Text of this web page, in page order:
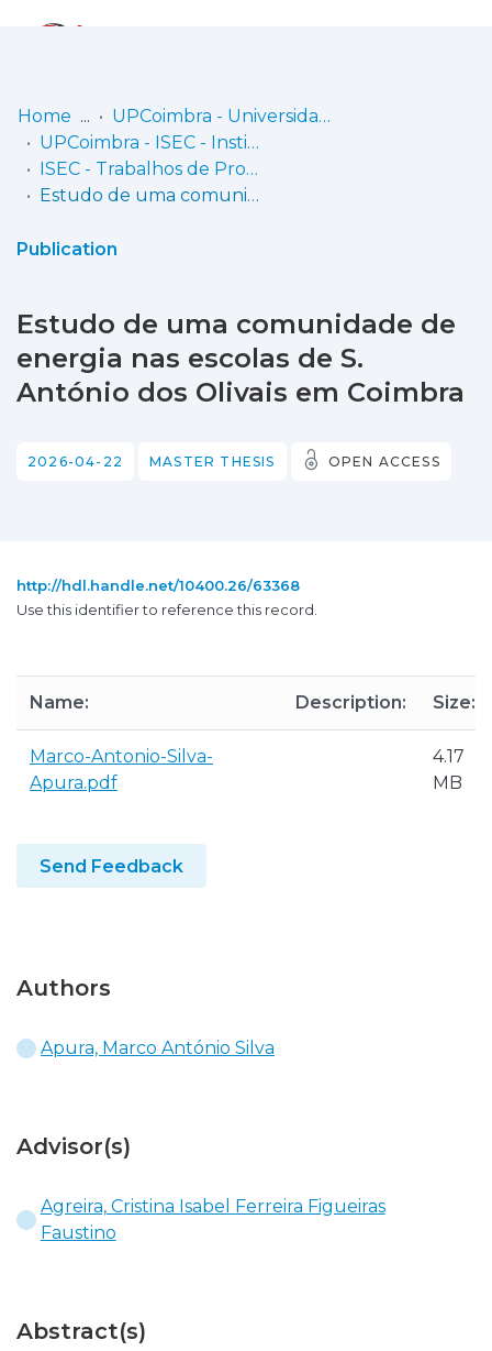
Communities
& Collections
Statistics
Home
UPCoimbra - Universidade Politécnica de Coimbra
UPCoimbra - ISEC - Instituto Superior de Engenharia de Coimbra
ISEC - Trabalhos de Projeto | Relatórios de Estágio | Projetos de Investigação
Estudo de uma comunidade de energia nas escolas de S. António dos Olivais em Coimbra
Publication
Estudo de uma comunidade de
energia nas escolas de S.
António dos Olivais em Coimbra
2026-04-22 MASTER THESIS OPEN ACCESS
http://hdl.handle.net/10400.26/63368
Use this identifier to reference this record.
Name: Description: Size:
Marco-Antonio-Silva-
Apura.pdf
4.17
MB
Send Feedback
Authors
Apura, Marco António Silva
Advisor(s)
Agreira, Cristina Isabel Ferreira Figueiras
Faustino
Abstract(s)